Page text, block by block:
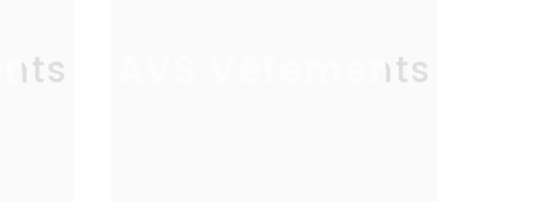
AVS Vêtements